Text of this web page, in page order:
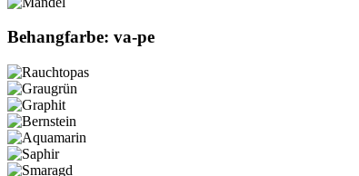
Behangfarbe: va-pe